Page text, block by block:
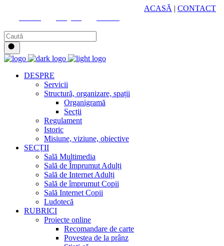
ACASĂ | CONTACT
DESPRE
Servicii
Structură, organizare, spații
Organigramă
Secții
Regulament
Istoric
Misiune, viziune, obiective
SECȚII
Sală Multimedia
Sală de Împrumut Adulți
Sală de Internet Adulți
Sală de împrumut Copii
Sală Internet Copii
Ludotecă
RUBRICI
Proiecte online
Recomandare de carte
Povestea de la prânz